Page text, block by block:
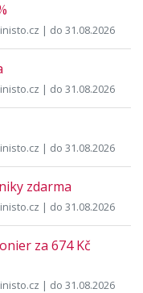
| do 31.08.2026
| do 31.08.2026
| do 31.08.2026
zdarma
| do 31.08.2026
za 674 Kč
| do 31.08.2026